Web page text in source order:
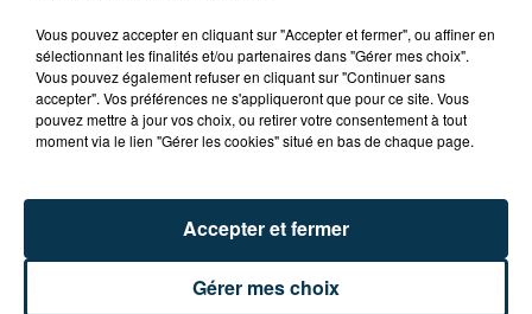
LA BOUM DÉBARQUE À SAINT-ETIENNE !
Vous pouvez accepter en cliquant sur "Accepter et fermer", ou affiner en
sélectionnant les finalités et/ou partenaires dans "Gérer mes choix".
Vous pouvez également refuser en cliquant sur "Continuer sans
accepter". Vos préférences ne s'appliqueront que pour ce site. Vous
pouvez mettre à jour vos choix, ou retirer votre consentement à tout
moment via le lien "Gérer les cookies" situé en bas de chaque page.
Gérer mes choix
Accepter et fermer